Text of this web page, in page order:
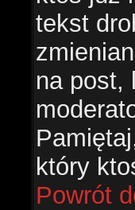
tekst
na post,
który
Powrót